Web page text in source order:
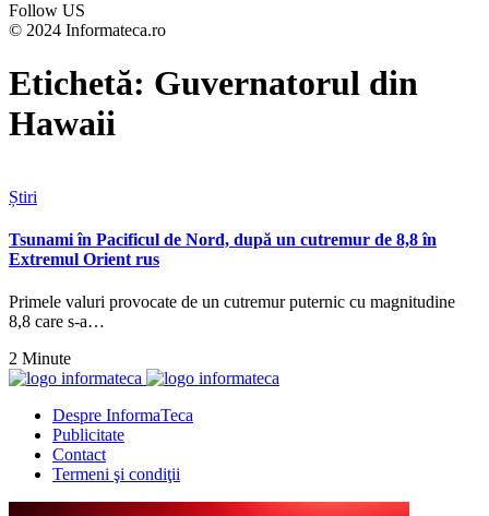
Follow US
© 2024 Informateca.ro
Etichetă: Guvernatorul din
Hawaii
Știri
Tsunami în Pacificul de Nord, după un cutremur de 8,8 în
Extremul Orient rus
Primele valuri provocate de un cutremur puternic cu magnitudine
8,8 care s-a…
2 Minute
Despre InformaTeca
Publicitate
Contact
Termeni şi condiţii